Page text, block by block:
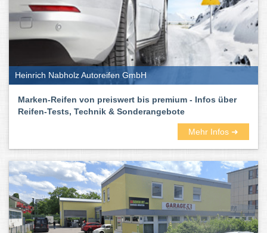
Heinrich Nabholz Autoreifen GmbH
Marken-Reifen von preiswert bis premium - Infos über
Reifen-Tests, Technik & Sonderangebote
Mehr Infos ➜